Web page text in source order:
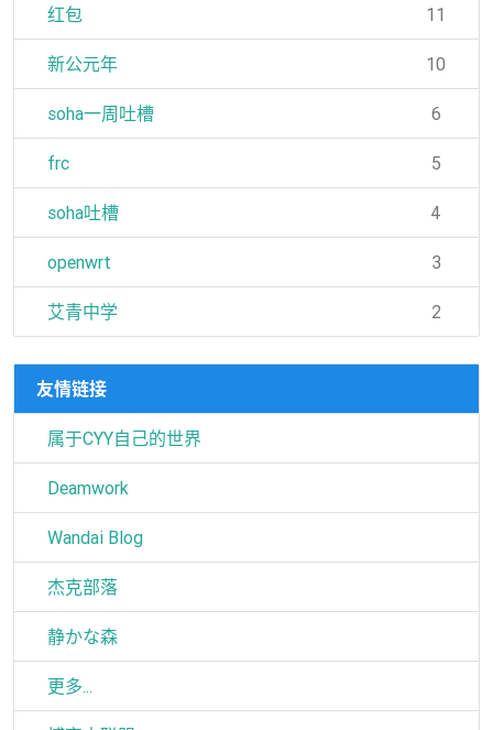
红包 11
新公元年 10
soha一周吐槽 6
frc 5
soha吐槽 4
openwrt 3
艾青中学 2
友情链接
属于CYY自己的世界
Deamwork
Wandai Blog
杰克部落
静かな森
更多...